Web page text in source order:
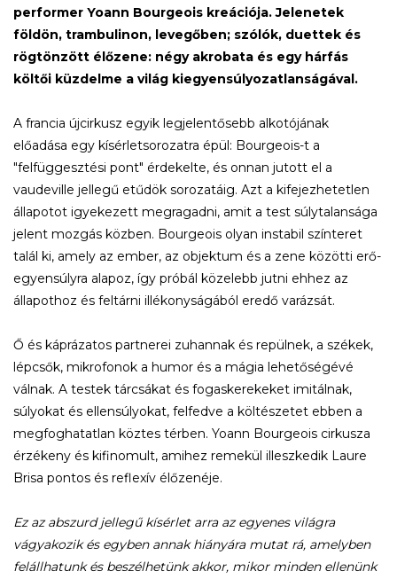
performer Yoann Bourgeois kreációja. Jelenetek
földön, trambulinon, levegőben; szólók, duettek és
rögtönzött élőzene: négy akrobata és egy hárfás
költői küzdelme a világ kiegyensúlyozatlanságával.
A francia újcirkusz egyik legjelentősebb alkotójának
előadása egy kísérletsorozatra épül: Bourgeois-t a
"felfüggesztési pont" érdekelte, és onnan jutott el a
vaudeville jellegű etűdök sorozatáig. Azt a kifejezhetetlen
állapotot igyekezett megragadni, amit a test súlytalansága
jelent mozgás közben. Bourgeois olyan instabil színteret
talál ki, amely az ember, az objektum és a zene közötti erő-
egyensúlyra alapoz, így próbál közelebb jutni ehhez az
állapothoz és feltárni illékonyságából eredő varázsát.
Ő és káprázatos partnerei zuhannak és repülnek, a székek,
lépcsők, mikrofonok a humor és a mágia lehetőségévé
válnak. A testek tárcsákat és fogaskerekeket imitálnak,
súlyokat és ellensúlyokat, felfedve a költészetet ebben a
megfoghatatlan köztes térben. Yoann Bourgeois cirkusza
érzékeny és kifinomult, amihez remekül illeszkedik Laure
Brisa pontos és reflexív élőzenéje.
Ez az abszurd jellegű kísérlet arra az egyenes világra
vágyakozik és egyben annak hiányára mutat rá, amelyben
felállhatunk és beszélhetünk akkor, mikor minden ellenünk